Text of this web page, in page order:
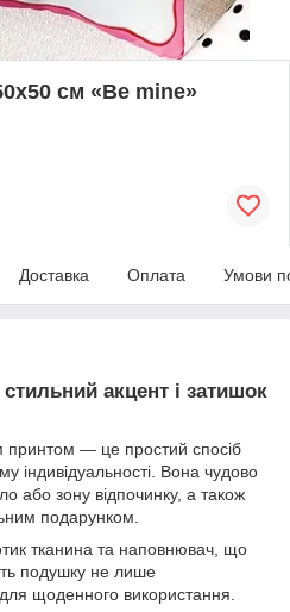
см «Be mine»
Доставка Оплата Умови
акцент і затишок
принтом — це простий спосіб
індивідуальності. Вона чудово
або зону відпочинку, а також
подарунком.
тканина та наповнювач, що
подушку не лише
щоденного використання.